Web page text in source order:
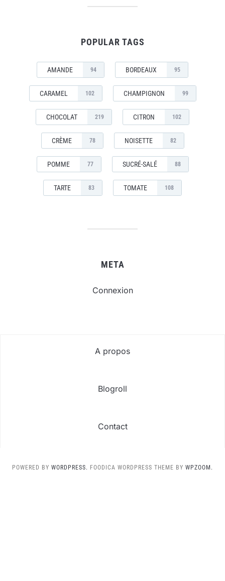
POPULAR TAGS
AMANDE 94 BORDEAUX 95
CARAMEL 102 CHAMPIGNON 99
CHOCOLAT 219 CITRON 102
CRÈME 78 NOISETTE 82
POMME 77 SUCRÉ-SALÉ 88
TARTE 83 TOMATE 108
META
Connexion
A propos
Blogroll
Contact
POWERED BY WORDPRESS. FOODICA WORDPRESS THEME BY WPZOOM.